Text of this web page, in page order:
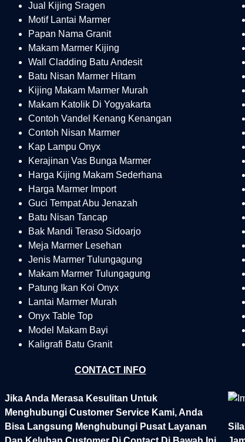
Jual Kijing Sragen
Motif Lantai Marmer
Papan Nama Granit
Makam Marmer Kijing
Wall Cladding Batu Andesit
Batu Nisan Marmer Hitam
Kijing Makam Marmer Murah
Makam Katolik Di Yogyakarta
Contoh Vandel Kenang Kenangan
Contoh Nisan Marmer
Kap Lampu Onyx
Kerajinan Vas Bunga Marmer
Harga Kijing Makam Sederhana
Harga Marmer Import
Guci Tempat Abu Jenazah
Batu Nisan Tancap
Bak Mandi Teraso Sidoarjo
Meja Marmer Lesehan
Jenis Marmer Tulungagung
Makam Marmer Tulungagung
Patung Ikan Koi Onyx
Lantai Marmer Murah
Onyx Table Top
Model Makam Bayi
Kaligrafi Batu Granit
CONTACT INFO
Jika Anda Merasa Kesulitan Untuk
Menghubungi Customer Service Kami, Anda
Bisa Langsung Menghubungi Pusat Layanan